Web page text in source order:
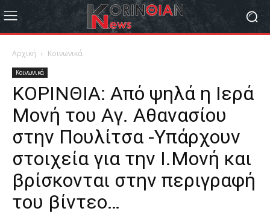
Αρχική Κοινωνικά
Κοινωνικά
ΚΟΡΙΝΘΙΑ: Από ψηλά η Ιερά
Μονή του Αγ. Αθανασίου
στην Πουλίτσα -Υπάρχουν
στοιχεία για την Ι.Μονή και
βρίσκονται στην περιγραφή
του βίντεο…